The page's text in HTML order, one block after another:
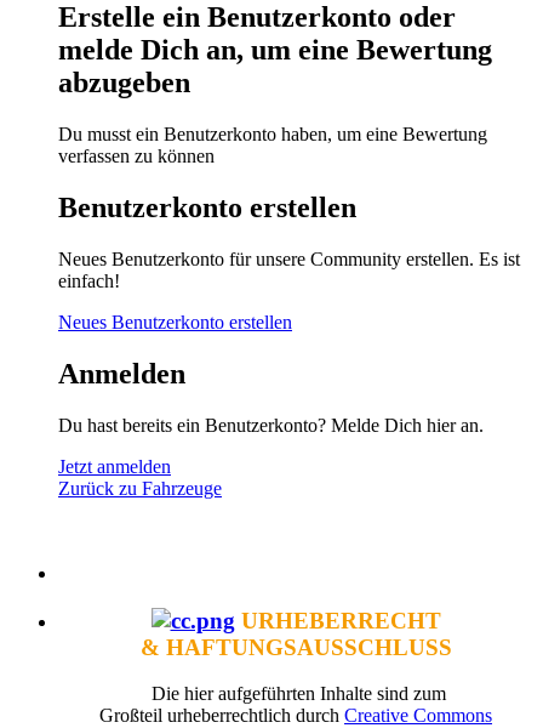
Erstelle ein Benutzerkonto oder
melde Dich an, um eine Bewertung
abzugeben
Du musst ein Benutzerkonto haben, um eine Bewertung
verfassen zu können
Benutzerkonto erstellen
Neues Benutzerkonto für unsere Community erstellen. Es ist
einfach!
Neues Benutzerkonto erstellen
Anmelden
Du hast bereits ein Benutzerkonto? Melde Dich hier an.
Jetzt anmelden
Zurück zu Fahrzeuge
URHEBERRECHT
& HAFTUNGSAUSSCHLUSS
Die hier aufgeführten Inhalte sind zum
Großteil urheberrechtlich durch Creative Commons